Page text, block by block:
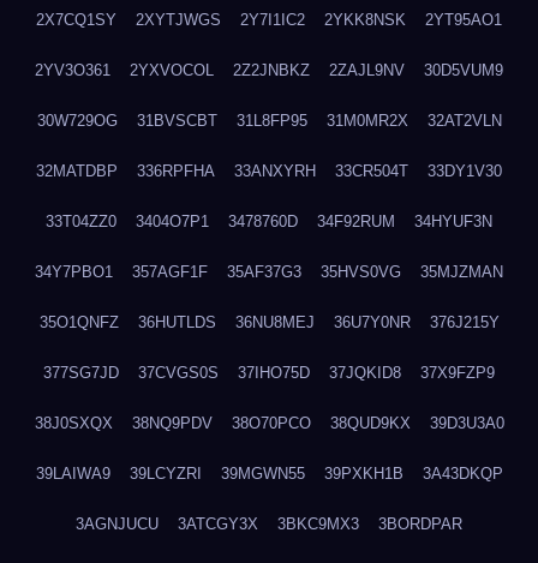
2X7CQ1SY 2XYTJWGS 2Y7I1IC2 2YKK8NSK 2YT95AO1
2YV3O361 2YXVOCOL 2Z2JNBKZ 2ZAJL9NV 30D5VUM9
30W729OG 31BVSCBT 31L8FP95 31M0MR2X 32AT2VLN
32MATDBP 336RPFHA 33ANXYRH 33CR504T 33DY1V30
33T04ZZ0 3404O7P1 3478760D 34F92RUM 34HYUF3N
34Y7PBO1 357AGF1F 35AF37G3 35HVS0VG 35MJZMAN
35O1QNFZ 36HUTLDS 36NU8MEJ 36U7Y0NR 376J215Y
377SG7JD 37CVGS0S 37IHO75D 37JQKID8 37X9FZP9
38J0SXQX 38NQ9PDV 38O70PCO 38QUD9KX 39D3U3A0
39LAIWA9 39LCYZRI 39MGWN55 39PXKH1B 3A43DKQP
3AGNJUCU 3ATCGY3X 3BKC9MX3 3BORDPAR